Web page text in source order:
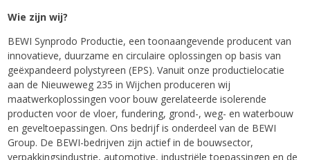
Wie zijn wij?
BEWI Synprodo Productie, een toonaangevende producent van
innovatieve, duurzame en circulaire oplossingen op basis van
geëxpandeerd polystyreen (EPS). Vanuit onze productielocatie
aan de Nieuweweg 235 in Wijchen produceren wij
maatwerkoplossingen voor bouw gerelateerde isolerende
producten voor de vloer, fundering, grond-, weg- en waterbouw
en geveltoepassingen. Ons bedrijf is onderdeel van de BEWI
Group. De BEWI-bedrijven zijn actief in de bouwsector,
verpakkingsindustrie, automotive, industriële toepassingen en de